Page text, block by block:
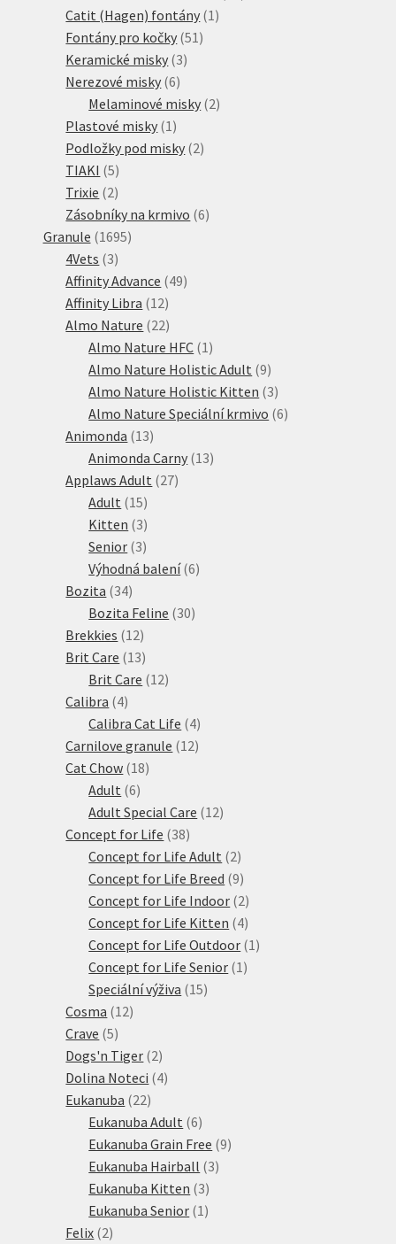
Catit (Hagen) fontány 11
Fontány pro kočky 5151
Keramické misky 33
Nerezové misky 66
produktů
Melaminové misky 22
Plastové misky 11
produkt
Podložky pod misky 22
TIAKI 55
produktů
Trixie 22
produkty
Zásobníky na krmivo 66
Granule 16951695
4Vets 33
produkty
Affinity Advance 4949
Affinity Libra 1212
produktů
Almo Nature 2222
produktů
Almo Nature HFC 11
produkt
Almo Nature Holistic Adult 99
produktů
Almo Nature Holistic Kitten 33
produkty
Almo Nature Speciální krmivo 66
Animonda 1313
produktů
Animonda Carny 1313
Applaws Adult 2727
Adult 1515
produktů
Kitten 33
produkty
Senior 33
produkty
Výhodná balení 66
Bozita 3434
produktů
Bozita Feline 3030
Brekkies 1212
produktů
Brit Care 1313
produktů
Brit Care 1212
Calibra 44
produkty
Calibra Cat Life 44
produkty
Carnilove granule 1212
Cat Chow 1818
Adult 66
produktů
Adult Special Care 1212
Concept for Life 3838
produktů
Concept for Life Adult 22
produkty
Concept for Life Breed 99
produktů
Concept for Life Indoor 22
produkty
Concept for Life Kitten 44
produkty
Concept for Life Outdoor 11
Concept for Life Senior 11
Speciální výživa 1515
Cosma 1212
Crave 55
produktů
Dogs'n Tiger 22
produkty
Dolina Noteci 44
Eukanuba 2222
produktů
Eukanuba Adult 66
produktů
Eukanuba Grain Free 99
Eukanuba Hairball 33
Eukanuba Kitten 33
produkty
Eukanuba Senior 11
Felix 22